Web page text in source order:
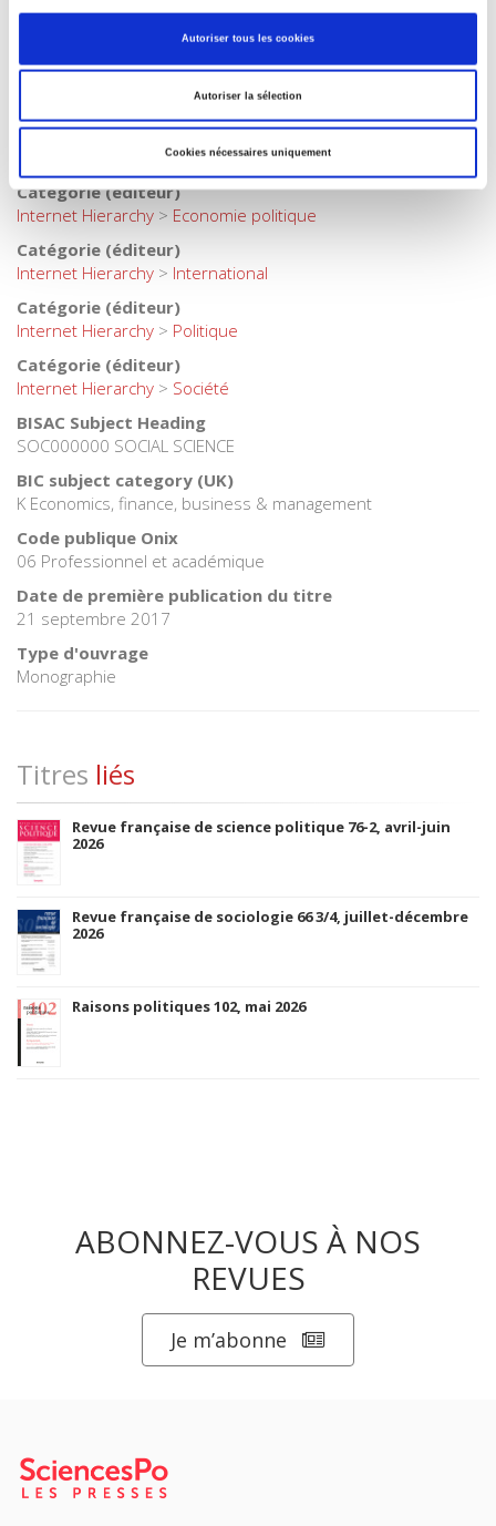
Autoriser tous les cookies
Autoriser la sélection
Cookies nécessaires uniquement
internationale
Internet Hierarchy>Economie politique>Théories
Catégorie (éditeur)
Internet Hierarchy > Economie politique
Catégorie (éditeur)
Internet Hierarchy > International
Catégorie (éditeur)
Internet Hierarchy > Politique
Catégorie (éditeur)
Internet Hierarchy > Société
BISAC Subject Heading
SOC000000 SOCIAL SCIENCE
BIC subject category (UK)
K Economics, finance, business & management
Code publique Onix
06 Professionnel et académique
Date de première publication du titre
21 septembre 2017
Type d'ouvrage
Monographie
Titres liés
Revue française de science politique 76-2, avril-juin
2026
Revue française de sociologie 66 3/4, juillet-décembre
2026
Raisons politiques 102, mai 2026
ABONNEZ-VOUS À NOS
REVUES
Je m’abonne